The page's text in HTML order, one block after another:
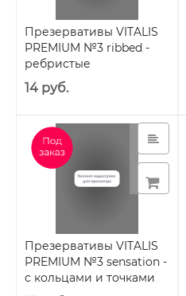
Презервативы VITALIS
PREMIUM №3 ribbed -
ребристые
14 руб.
Презервативы VITALIS
PREMIUM №3 sensation -
с кольцами и точками